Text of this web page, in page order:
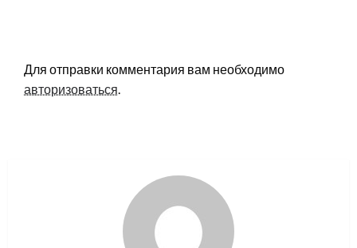
Для отправки комментария вам необходимо
авторизоваться.